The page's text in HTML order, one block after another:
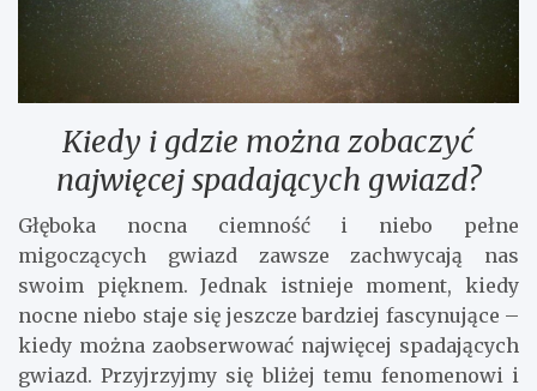
Kiedy i gdzie można zobaczyć
najwięcej spadających gwiazd?
Głęboka nocna ciemność i niebo pełne
migoczących gwiazd zawsze zachwycają nas
swoim pięknem. Jednak istnieje moment, kiedy
nocne niebo staje się jeszcze bardziej fascynujące –
kiedy można zaobserwować najwięcej spadających
gwiazd. Przyjrzyjmy się bliżej temu fenomenowi i